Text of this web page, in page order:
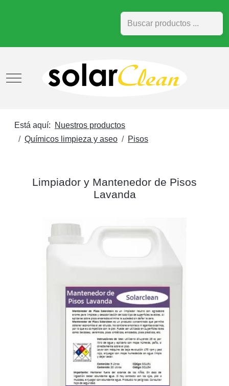
Buscar
Mobile Menu Toggle
Está aquí:
Nuestros productos
Químicos limpieza y aseo
Pisos
Limpiador y Mantenedor de Pisos
Lavanda